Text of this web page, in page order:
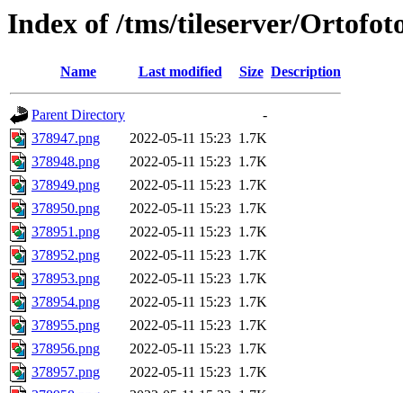
Index of /tms/tileserver/
Name Last modified Size Description
Parent Directory
-
378947.png
2022-05-11 15:23 1.7K
378948.png
2022-05-11 15:23 1.7K
378949.png
2022-05-11 15:23 1.7K
378950.png
2022-05-11 15:23 1.7K
378951.png
2022-05-11 15:23 1.7K
378952.png
2022-05-11 15:23 1.7K
378953.png
2022-05-11 15:23 1.7K
378954.png
2022-05-11 15:23 1.7K
378955.png
2022-05-11 15:23 1.7K
378956.png
2022-05-11 15:23 1.7K
378957.png
2022-05-11 15:23 1.7K